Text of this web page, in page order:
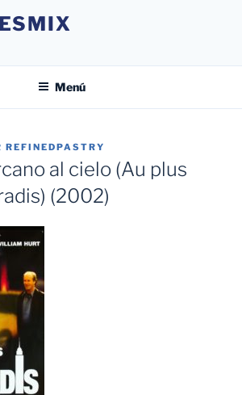
Menú
REFINEDPASTRY
al cielo (Au plus
(2002)